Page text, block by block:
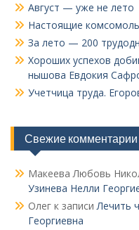
Август — уже не лето
Настоящие
За лето — 200
Хороших успехов
нышова Евдокия
Учетчица труда.
Свежие комментарии
Макеева Любовь
Узинева Нелли
Олег к записиЛечить
Георгиевна